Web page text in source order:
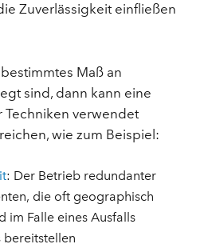
Zuverlässigkeit einfließen
Maß an
sind, dann kann eine
Techniken verwendet
wie zum Beispiel:
: Der Betrieb redundanter
die oft geographisch
im Falle eines Ausfalls
bereitstellen